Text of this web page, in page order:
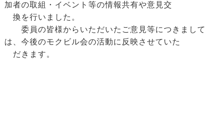
加者の取組・イベント等の情報共有や意見交
換を行いました。
委員の皆様からいただいたご意見等につきまして
は、今後のモクビル会の活動に反映させていた
だきます。